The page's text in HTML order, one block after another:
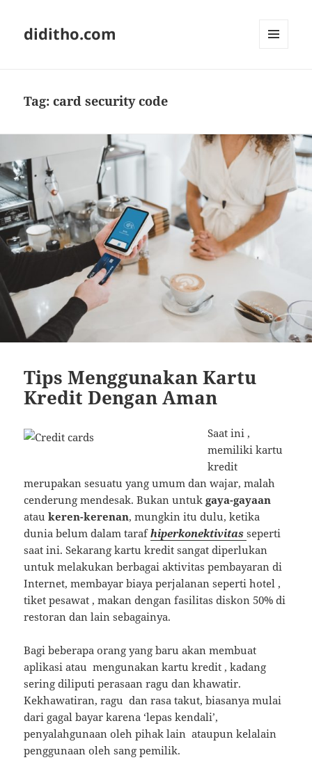
diditho.com
Tag:card security code
Tips Menggunakan Kartu
Kredit Dengan Aman
Saat ini ,
memiliki kartu
kredit
merupakan sesuatu yang umum dan wajar, malah
cenderung mendesak. Bukan untukgaya-gayaan
ataukeren-kerenan, mungkin itu dulu, ketika
dunia belum dalam tarafhiperkonektivitasseperti
saat ini. Sekarang kartu kredit sangat diperlukan
untuk melakukan berbagai aktivitas pembayaran di
Internet, membayar biaya perjalanan seperti hotel ,
tiket pesawat , makan dengan fasilitas diskon 50% di
restoran dan lain sebagainya.
Bagi beberapa orang yang baru akan membuat
aplikasi atau mengunakan kartu kredit , kadang
sering diliputi perasaan ragu dan khawatir.
Kekhawatiran, ragu dan rasa takut, biasanya mulai
dari gagal bayar karena ‘lepas kendali’,
penyalahgunaan oleh pihak lain ataupun kelalain
penggunaan oleh sang pemilik.